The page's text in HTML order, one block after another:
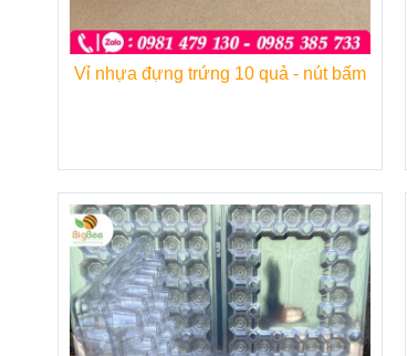
Vỉ nhựa đựng trứng 10 quả - nút bấm